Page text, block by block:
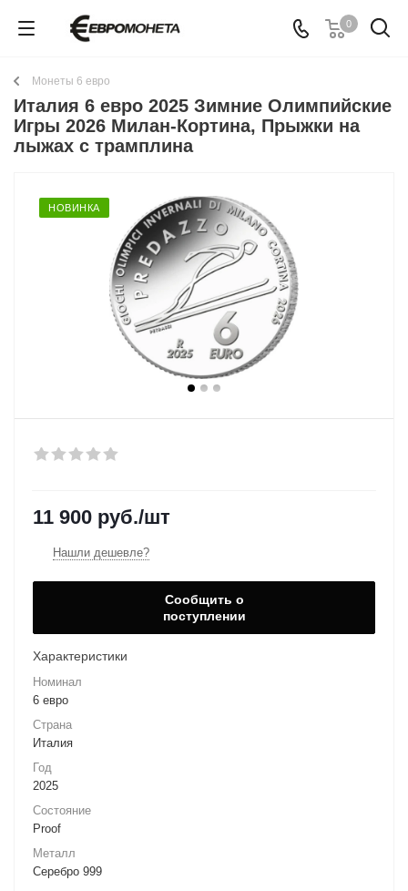
0
Монеты 6 евро
Италия 6 евро 2025 Зимние Олимпийские
Игры 2026 Милан-Кортина, Прыжки на
лыжах с трамплина
НОВИНКА
11 900 руб./шт
Нашли дешевле?
Сообщить о
поступлении
Характеристики
Номинал
6 евро
Страна
Италия
Год
2025
Состояние
Proof
Металл
Серебро 999